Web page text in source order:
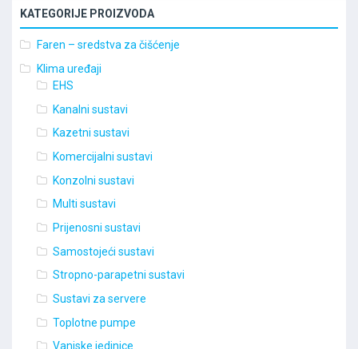
KATEGORIJE PROIZVODA
Faren – sredstva za čišćenje
Klima uređaji
EHS
Kanalni sustavi
Kazetni sustavi
Komercijalni sustavi
Konzolni sustavi
Multi sustavi
Prijenosni sustavi
Samostojeći sustavi
Stropno-parapetni sustavi
Sustavi za servere
Toplotne pumpe
Vanjske jedinice